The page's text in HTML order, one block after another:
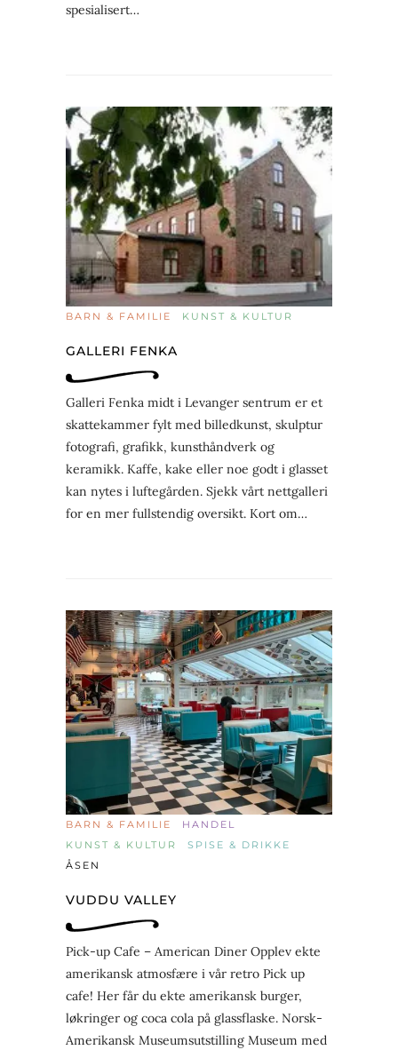
spesialisert…
BARN & FAMILIE KUNST & KULTUR
GALLERI FENKA
Galleri Fenka midt i Levanger sentrum er et
skattekammer fylt med billedkunst, skulptur
fotografi, grafikk, kunsthåndverk og
keramikk. Kaffe, kake eller noe godt i glasset
kan nytes i luftegården. Sjekk vårt nettgalleri
for en mer fullstendig oversikt. Kort om…
BARN & FAMILIE
HANDEL
KUNST & KULTUR
SPISE & DRIKKE
ÅSEN
VUDDU VALLEY
Pick-up Cafe – American Diner Opplev ekte
amerikansk atmosfære i vår retro Pick up
cafe! Her får du ekte amerikansk burger,
løkringer og coca cola på glassflaske. Norsk-
Amerikansk Museumsutstilling Museum med